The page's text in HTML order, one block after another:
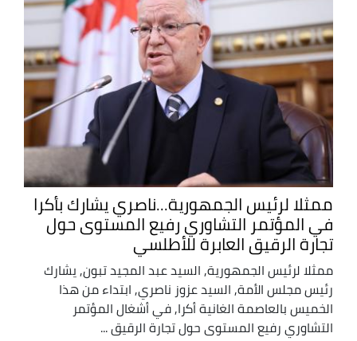
ممثلا لرئيس الجمهورية...ناصري يشارك بأكرا
في المؤتمر التشاوري رفيع المستوى حول
تجارة الرقيق العابرة للأطلسي
ممثلا لرئيس الجمهورية, السيد عبد المجيد تبون, يشارك
رئيس مجلس الأمة, السيد عزوز ناصري, ابتداء من هذا
الخميس بالعاصمة الغانية أكرا, في أشغال المؤتمر
التشاوري رفيع المستوى حول تجارة الرقيق ...